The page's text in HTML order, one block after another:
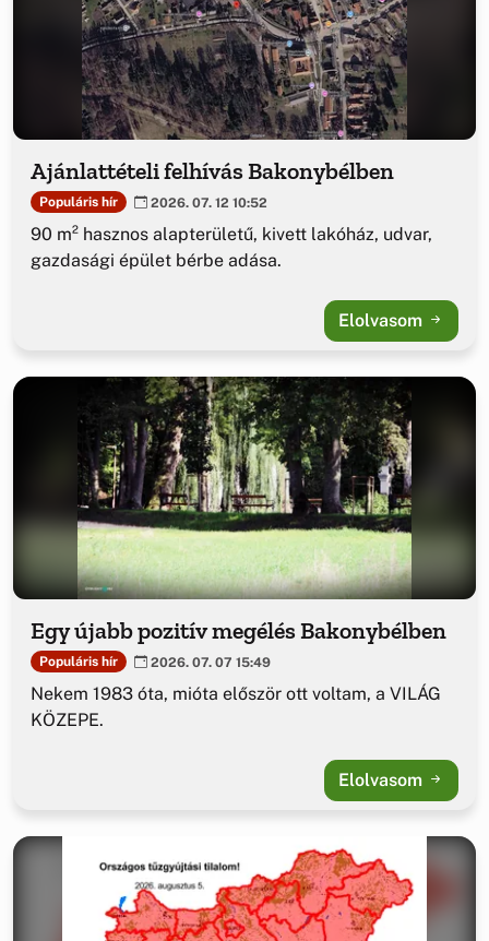
Ajánlattételi felhívás Bakonybélben
Populáris hír 2026. 07. 12 10:52
90 m² hasznos alapterületű, kivett lakóház, udvar,
gazdasági épület bérbe adása.
Elolvasom
Egy újabb pozitív megélés Bakonybélben
Populáris hír 2026. 07. 07 15:49
Nekem 1983 óta, mióta először ott voltam, a VILÁG
KÖZEPE.
Elolvasom